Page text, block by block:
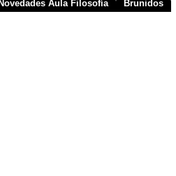
Novedades Aula Filosofía Brunidos